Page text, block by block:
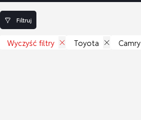
Filtruj
Wyczyść filtry Toyota Camry